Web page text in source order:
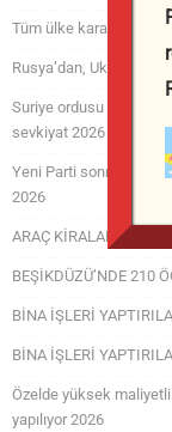
Tüm ülke karanlığa
Rusya’dan,
Suriye ordusu
sevkiyat 2026
Yeni Parti sonrası son
2026
ARAÇ KİRALAMA
BEŞİKDÜZÜ’NDE 210
BİNA İŞLERİ
BİNA İŞLERİ
Özelde yüksek
yapılıyor 2026